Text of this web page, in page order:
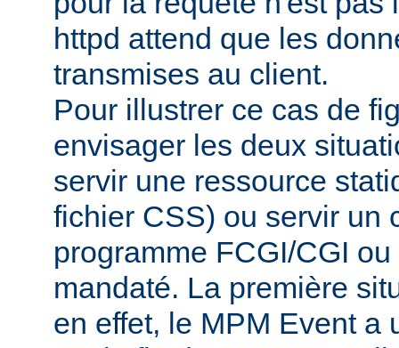
httpd attend que les
transmises au client.
Pour illustrer ce cas de
envisager les deux
servir une ressource
fichier CSS) ou servir un
programme FCGI/CGI
mandaté. La première
en effet, le MPM Event a